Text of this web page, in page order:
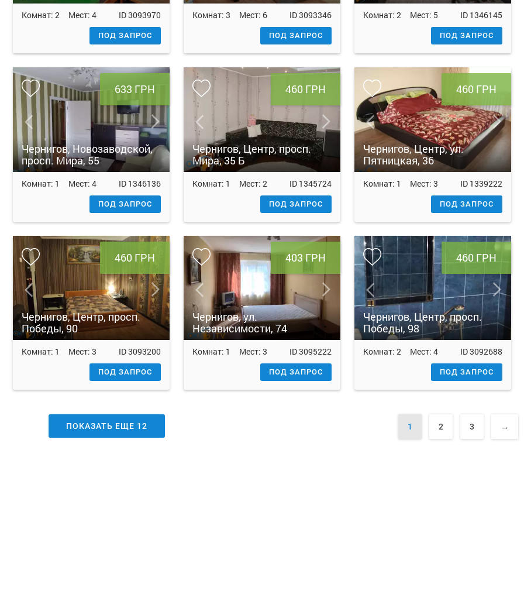
Комнат: 2 Мест: 4 ID3093970
ПОД ЗАПРОС
Комнат: 3 Мест: 6 ID3093346
ПОД ЗАПРОС
Комнат: 2 Мест: 5 ID 1346145
ПОД ЗАПРОС
633 ГРН
Чернигов, Новозаводской,
просп. Мира, 55
Комнат: 1 Мест: 4 ID 1346136
ПОД ЗАПРОС
460 ГРН
Чернигов, Центр, просп.
Мира, 35 Б
Комнат: 1 Мест: 2 ID 1345724
ПОД ЗАПРОС
460 ГРН
Чернигов, Центр, ул.
Пятницкая, 36
Комнат: 1 Мест: 3 ID 1339222
ПОД ЗАПРОС
460 ГРН
Чернигов, Центр, просп.
Победы, 90
Комнат: 1 Мест: 3 ID3093200
ПОД ЗАПРОС
403 ГРН
Чернигов, ул.
Независимости, 74
Комнат: 1 Мест: 3 ID3095222
ПОД ЗАПРОС
460 ГРН
Чернигов, Центр, просп.
Победы, 98
Комнат: 2 Мест: 4 ID3092688
ПОД ЗАПРОС
ПОКАЗАТЬ ЕЩЕ 12 1 2 3 →